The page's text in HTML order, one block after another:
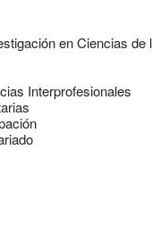
en Ciencias de
Interprofesionales